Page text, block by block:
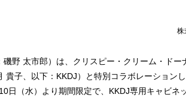
野 太市郎）は、クリスピー・クリーム・ドー
子、以下：KKDJ）と特別コラボレーション
日（水）より期間限定で、KKDJ専用キャビネ